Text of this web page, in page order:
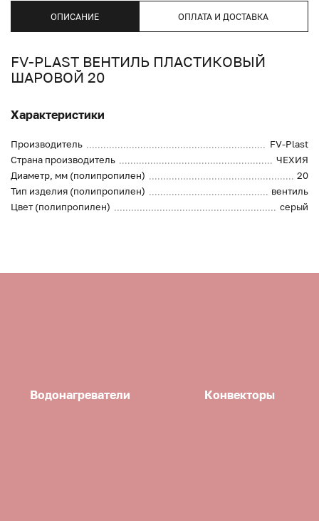
ОПИСАНИЕ ОПЛАТА И ДОСТАВКА
FV-PLAST ВЕНТИЛЬ ПЛАСТИКОВЫЙ
ШАРОВОЙ 20
Характеристики
Производитель
FV-Plast
Страна производитель
ЧЕХИЯ
Диаметр, мм (полипропилен)
20
Тип изделия (полипропилен)
вентиль
Цвет (полипропилен)
серый
Водонагреватели Конвекторы